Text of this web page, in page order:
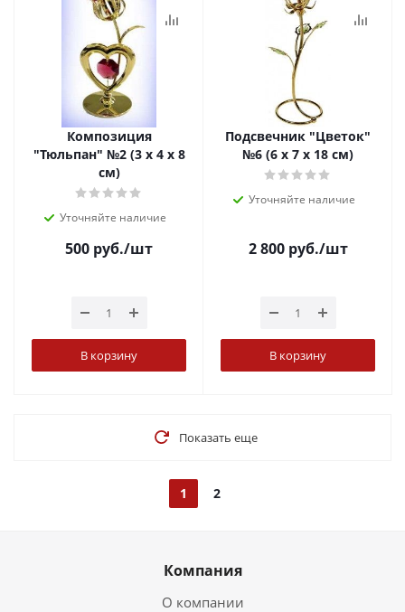
Композиция
"Тюльпан" №2 (3 х 4 х 8
см)
Уточняйте наличие
500 руб./шт
В корзину
Подсвечник "Цветок"
№6 (6 х 7 х 18 см)
Уточняйте наличие
2 800руб./шт
В корзину
Показать еще
1 2
Компания
О компании